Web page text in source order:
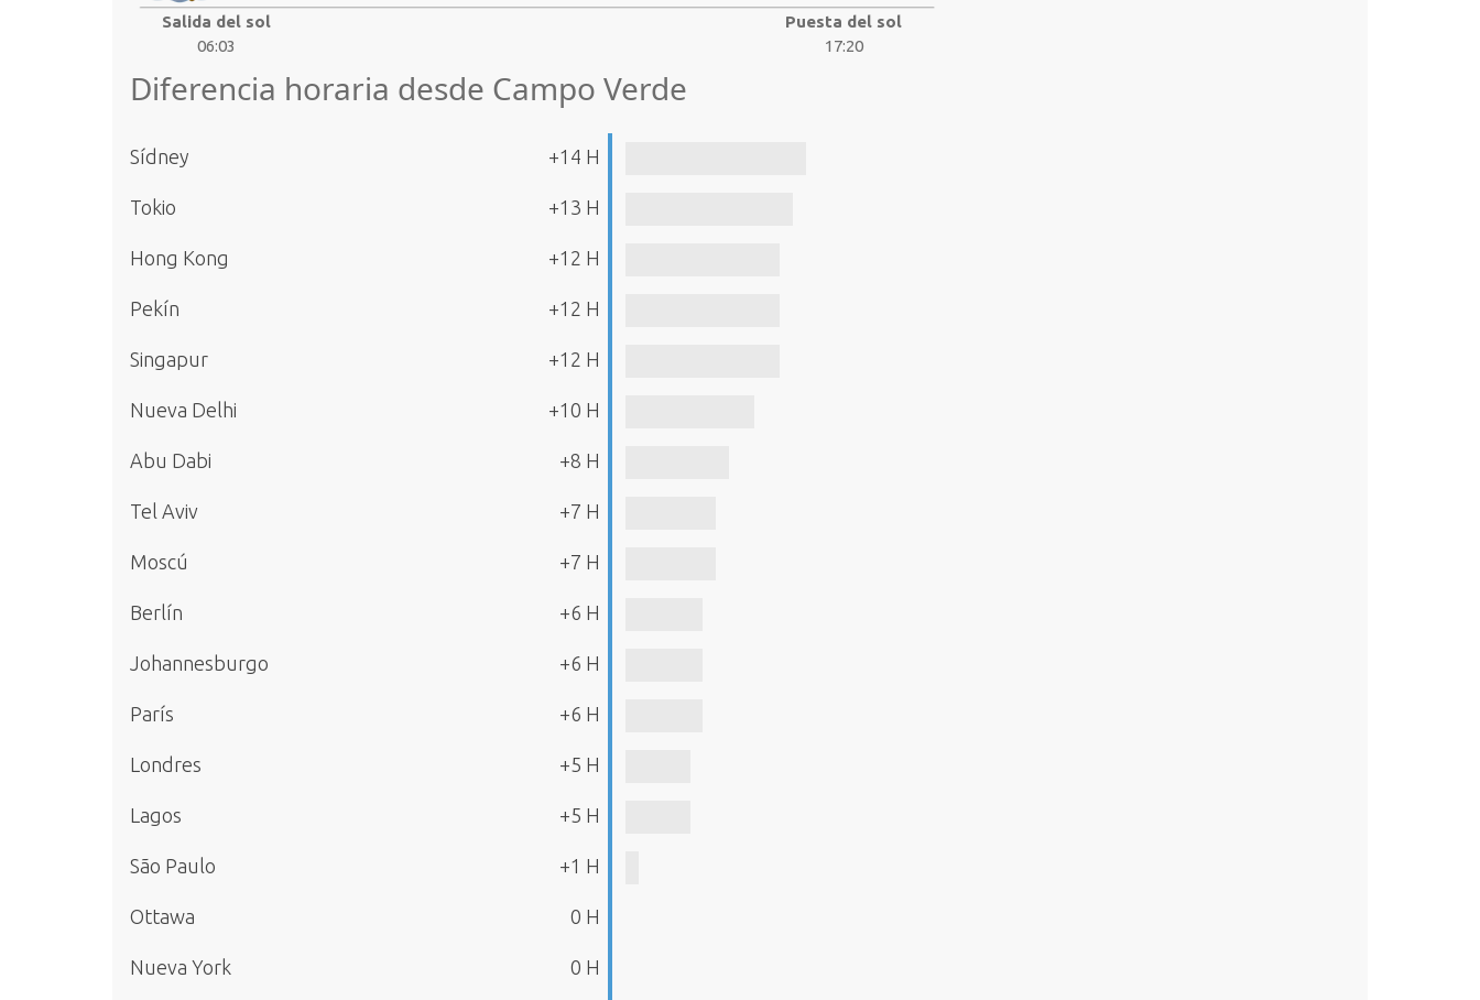
Salida del sol
06:03
Puesta del sol
17:20
Diferencia horaria desde Campo Verde
Sídney +14 H
Tokio +13 H
Hong Kong +12 H
Pekín +12 H
Singapur +12 H
Nueva Delhi +10 H
Abu Dabi +8 H
Tel Aviv +7 H
Moscú +7 H
Berlín +6 H
Johannesburgo +6 H
París +6 H
Londres +5 H
Lagos +5 H
São Paulo +1 H
Ottawa 0 H
Nueva York 0 H